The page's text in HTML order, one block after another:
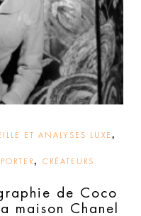
ET ANALYSES LUXE ,
, CRÉATEURS
de Coco
maison Chanel